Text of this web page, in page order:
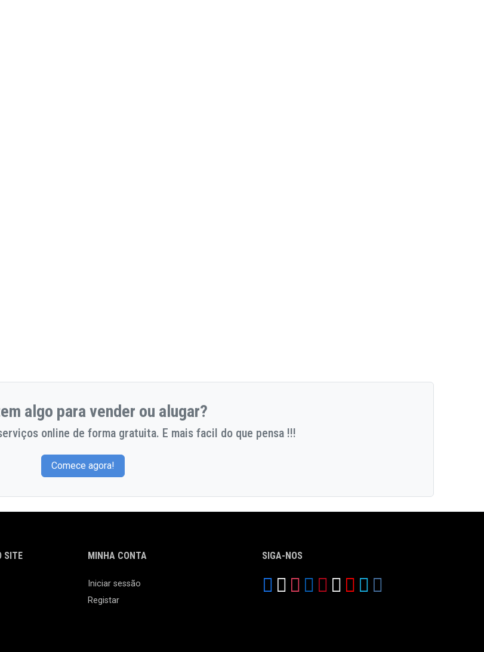
algo para vender ou alugar?
online de forma gratuita. E mais facil do que pensa !!!
Comece agora!
SITE MINHA CONTA
Iniciar sessão
Registar
SIGA-NOS